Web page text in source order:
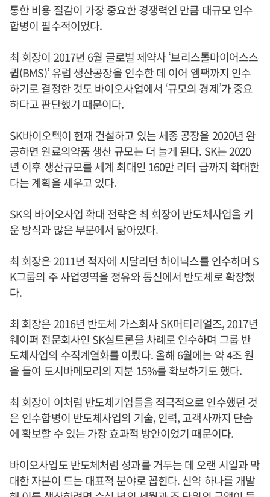
통한 비용 절감이 가장 중요한 경쟁력인 만큼 대규모 인수
합병이 필수적이었다.
최 회장이 2017년 6월 글로벌 제약사 ‘브리스톨마이어스스
큅(BMS)’ 유럽 생산공장을 인수한 데 이어 엠팩까지 인수
하기로 결정한 것도 바이오사업에서 ‘규모의 경제’가 중요
하다고 판단했기 때문이다.
SK바이오텍이 현재 건설하고 있는 세종 공장을 2020년 완
공하면 원료의약품 생산 규모는 더 늘게 된다. SK는 2020
년 이후 생산규모를 세계 최대인 160만 리터 급까지 확대한
다는 계획을 세우고 있다.
SK의 바이오사업 확대 전략은 최 회장이 반도체사업을 키
운 방식과 많은 부분에서 닮아있다.
최 회장은 2011년 적자에 시달리던 하이닉스를 인수하며 S
K그룹의 주 사업영역을 정유와 통신에서 반도체로 확장했
다.
최 회장은 2016년 반도체 가스회사 SK머티리얼즈, 2017년
웨이퍼 전문회사인 SK실트론을 차례로 인수하며 그룹 반
도체사업의 수직계열화를 이뤘다. 올해 6월에는 약 4조 원
을 들여 도시바메모리의 지분 15%를 확보하기도 했다.
최 회장이 이처럼 반도체기업들을 적극적으로 인수했던 것
은 인수합병이 반도체사업의 기술, 인력, 고객사까지 단숨
에 확보할 수 있는 가장 효과적 방안이었기 때문이다.
바이오사업도 반도체처럼 성과를 거두는 데 오랜 시일과 막
대한 자본이 드는 대표적 분야로 꼽힌다. 신약 하나를 개발